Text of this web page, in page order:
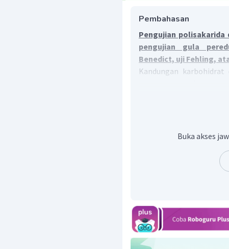
Pembahasan
Pengujian
pengujian gula
Benedict, uji Fehling,
Kandungan
: uji iodin
terjadi merupakan
berwarna spesifik
amilum atau pati
Uji Benedict
adanya gula
maltosa dan laktosa.
pereaksi Fehling dan
Buka akses